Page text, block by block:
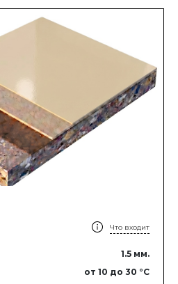
Что входит
1.5 мм.
от 10 до 30 °C